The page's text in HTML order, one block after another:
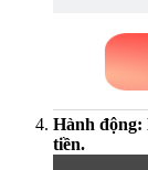
Hành động:
tiền.